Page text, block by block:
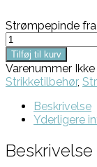
Strømpepinde
Tilføj til kurv
Varenummer
Strikketilbehør,
Beskrivelse
Yderligere
Beskrivelse